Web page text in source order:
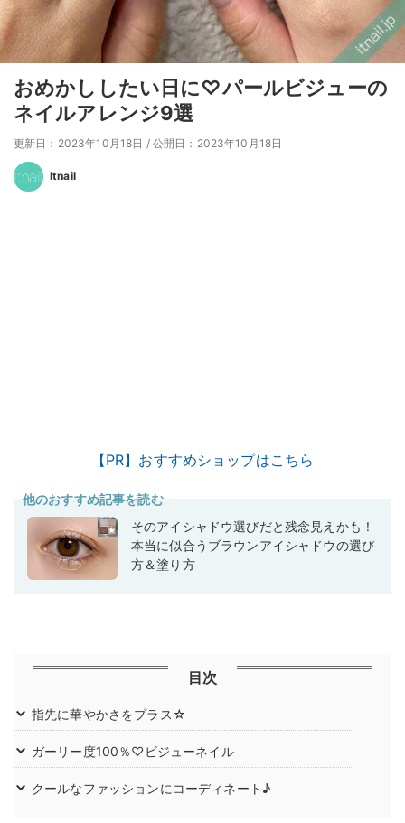
おめかししたい日に♡パールビジューの
ネイルアレンジ9選
更新日：2023年10月18日 / 公開日：2023年10月18日
Itnail
【PR】おすすめショップはこちら
他のおすすめ記事を読む
そのアイシャドウ選びだと残念見えかも！
本当に似合うブラウンアイシャドウの選び
方＆塗り方
目次
指先に華やかさをプラス☆
ガーリー度100％♡ビジューネイル
クールなファッションにコーディネート♪